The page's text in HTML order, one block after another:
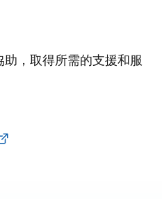
，取得所需的支援和服